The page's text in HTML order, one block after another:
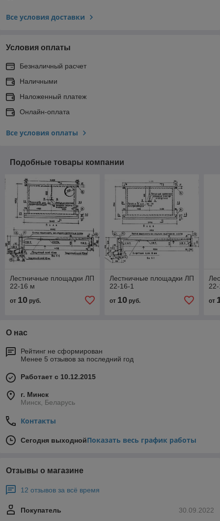
Все условия доставки
Условия оплаты
Безналичный расчет
Наличными
Наложенный платеж
Онлайн-оплата
Все условия оплаты
Подобные товары компании
Лестничные площадки ЛП
22-16 м
от 10 руб.
Лестничные площадки ЛП
22-16-1
от 10руб. от
О нас
Рейтинг не сформирован
Менее 5 отзывов за последний год
Работает с 10.12.2015
г. Минск
Минск, Беларусь
Контакты
Сегодня выходнойПоказать весь график работы
Отзывы о магазине
12 отзывов за всё время
30.09.2022
Покупатель